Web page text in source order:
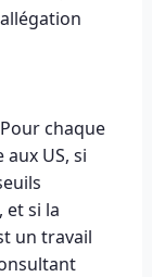
chaque
US, si
si la
un travail